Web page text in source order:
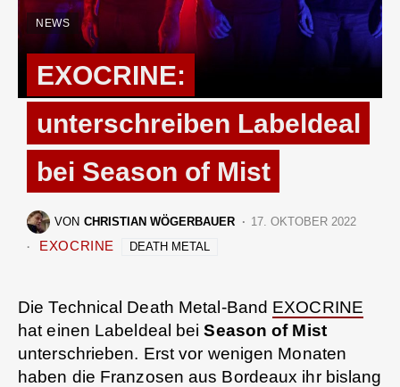
NEWS
EXOCRINE:
unterschreiben Labeldeal
bei Season of Mist
VON CHRISTIAN WÖGERBAUER 17. OKTOBER 2022
EXOCRINE DEATH METAL
Die Technical Death Metal-Band EXOCRINE
hat einen Labeldeal beiSeason of Mist
unterschrieben. Erst vor wenigen Monaten
haben die Franzosen aus Bordeaux ihr bislang